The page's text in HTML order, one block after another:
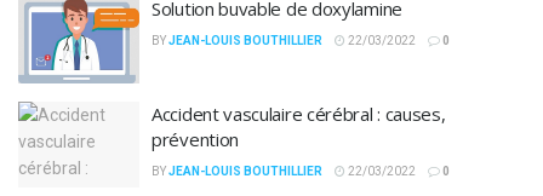
Solution buvable de doxylamine
BYJEAN-LOUIS BOUTHILLIER 22/03/2022 0
Accident vasculaire cérébral : causes,
prévention
BYJEAN-LOUIS BOUTHILLIER 22/03/2022 0